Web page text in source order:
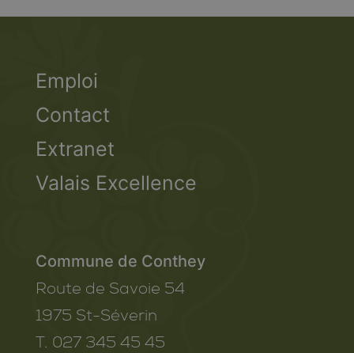
Emploi
Contact
Extranet
Valais Excellence
Commune de Conthey
Route de Savoie 54
1975 St-Séverin
T. 027 345 45 45